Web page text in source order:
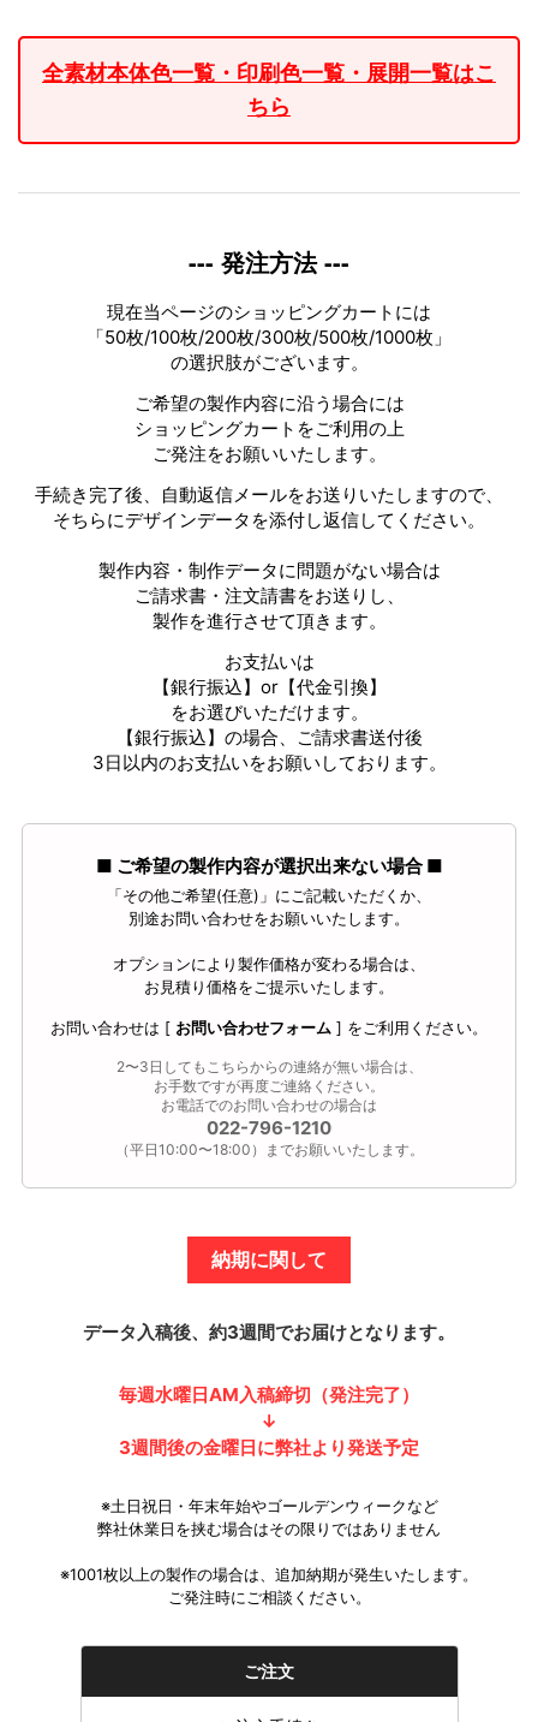
全素材本体色一覧・印刷色一覧・展開一覧はこ
ちら
--- 発注方法 ---
現在当ページのショッピングカートには
「50枚/100枚/200枚/300枚/500枚/1000枚」
の選択肢がございます。
ご希望の製作内容に沿う場合には
ショッピングカートをご利用の上
ご発注をお願いいたします。
手続き完了後、自動返信メールをお送りいたしますので、
そちらにデザインデータを添付し返信してください。
製作内容・制作データに問題がない場合は
ご請求書・注文請書をお送りし、
製作を進行させて頂きます。
お支払いは
【銀行振込】or【代金引換】
をお選びいただけます。
【銀行振込】の場合、ご請求書送付後
3日以内のお支払いをお願いしております。
■ ご希望の製作内容が選択出来ない場合 ■
「その他ご希望(任意)」にご記載いただくか、
別途お問い合わせをお願いいたします。
オプションにより製作価格が変わる場合は、
お見積り価格をご提示いたします。
お問い合わせは [ お問い合わせフォーム ] をご利用ください。
2〜3日してもこちらからの連絡が無い場合は、
お手数ですが再度ご連絡ください。
お電話でのお問い合わせの場合は
022-796-1210
（平日10:00〜18:00）までお願いいたします。
納期に関して
データ入稿後、約3週間でお届けとなります。
毎週水曜日AM入稿締切（発注完了）
↓
3週間後の金曜日に弊社より発送予定
※土日祝日・年末年始やゴールデンウィークなど
弊社休業日を挟む場合はその限りではありません
※1001枚以上の製作の場合は、追加納期が発生いたします。
ご発注時にご相談ください。
ご注文